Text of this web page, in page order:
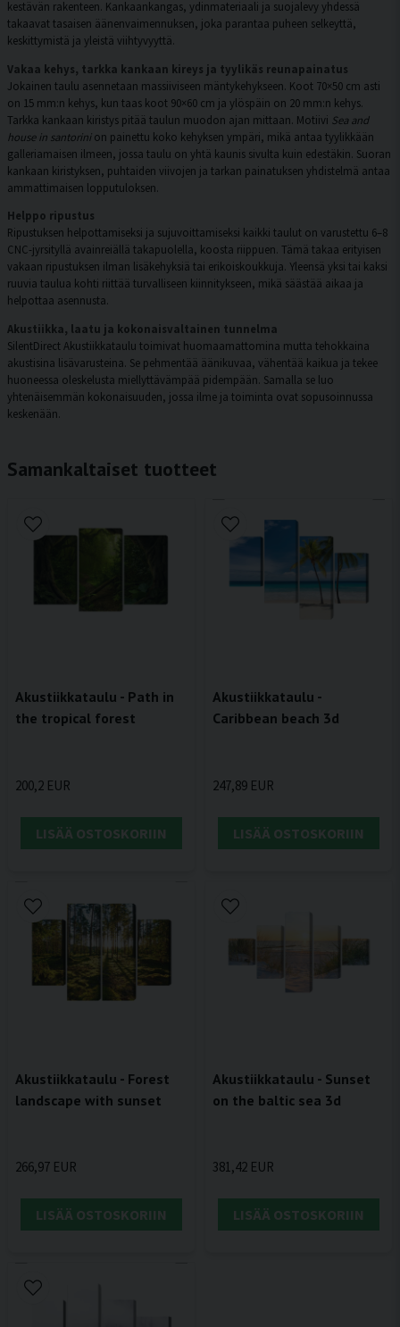
kestävän rakenteen. Kankaankangas, ydinmateriaali ja suojalevy yhdessä
takaavat tasaisen äänenvaimennuksen, joka parantaa puheen selkeyttä,
keskittymistä ja yleistä viihtyvyyttä.
Vakaa kehys, tarkka kankaan kireys ja tyylikäs reunapainatus
Jokainen taulu asennetaan massiiviseen mäntykehykseen. Koot 70×50 cm asti
on 15 mm:n kehys, kun taas koot 90×60 cm ja ylöspäin on 20 mm:n kehys.
Tarkka kankaan kiristys pitää taulun muodon ajan mittaan. Motiivi Sea and
house in santorinion painettu koko kehyksen ympäri, mikä antaa tyylikkään
galleriamaisen ilmeen, jossa taulu on yhtä kaunis sivulta kuin edestäkin. Suoran
kankaan kiristyksen, puhtaiden viivojen ja tarkan painatuksen yhdistelmä antaa
ammattimaisen lopputuloksen.
Helppo ripustus
Ripustuksen helpottamiseksi ja sujuvoittamiseksi kaikki taulut on varustettu 6–8
CNC-jyrsityllä avainreiällä takapuolella, koosta riippuen. Tämä takaa erityisen
vakaan ripustuksen ilman lisäkehyksiä tai erikoiskoukkuja. Yleensä yksi tai kaksi
ruuvia taulua kohti riittää turvalliseen kiinnitykseen, mikä säästää aikaa ja
helpottaa asennusta.
Akustiikka, laatu ja kokonaisvaltainen tunnelma
SilentDirect Akustiikkataulu toimivat huomaamattomina mutta tehokkaina
akustisina lisävarusteina. Se pehmentää äänikuvaa, vähentää kaikua ja tekee
huoneessa oleskelusta miellyttävämpää pidempään. Samalla se luo
yhtenäisemmän kokonaisuuden, jossa ilme ja toiminta ovat sopusoinnussa
keskenään.
Samankaltaiset tuotteet
Akustiikkataulu - Path in
the tropical forest
200,2 EUR
LISÄÄ OSTOSKORIIN
Akustiikkataulu -
Caribbean beach 3d
247,89 EUR
LISÄÄ OSTOSKORIIN
Akustiikkataulu - Forest
landscape with sunset
266,97 EUR
LISÄÄ OSTOSKORIIN
Akustiikkataulu - Sunset
on the baltic sea 3d
381,42 EUR
LISÄÄ OSTOSKORIIN